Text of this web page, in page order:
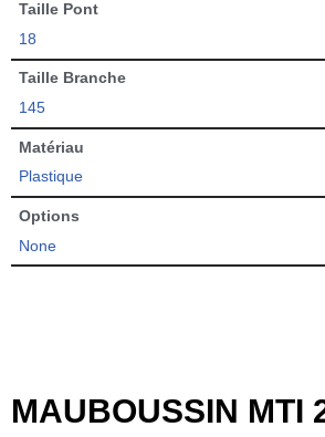
Taille Pont
18
Taille Branche
145
Matériau
Plastique
Options
None
MAUBOUSSIN MTI